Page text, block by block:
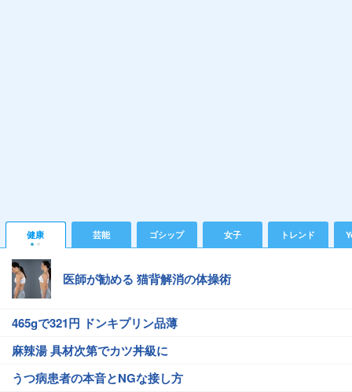
健康 芸能 ゴシップ 女子 トレンド
医師が勧める 猫背解消の体操術
465gで321円 ドンキプリン品薄
麻辣湯 具材次第でカツ丼級に
うつ病患者の本音とNGな接し方